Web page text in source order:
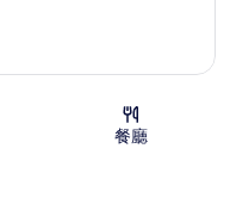
餐廳